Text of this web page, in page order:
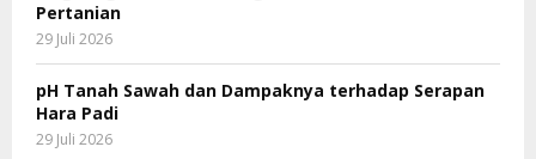
Pertanian
29 Juli 2026
pH Tanah Sawah dan Dampaknya terhadap Serapan
Hara Padi
29 Juli 2026